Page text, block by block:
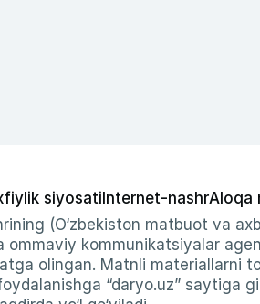
siyosati Internet-nashrAloqa
(O‘zbekiston matbuot va
ommaviy kommunikatsiyalar
olingan. Matnli materiallarni
“daryo.uz” saytiga